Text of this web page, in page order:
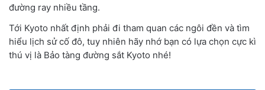
đường ray nhiều tầng.
Tới Kyoto nhất định phải đi tham quan các ngôi đền và tìm
hiểu lịch sử cố đô, tuy nhiên hãy nhớ bạn có lựa chọn cực kì
thú vị là Bảo tàng đường sắt Kyoto nhé!